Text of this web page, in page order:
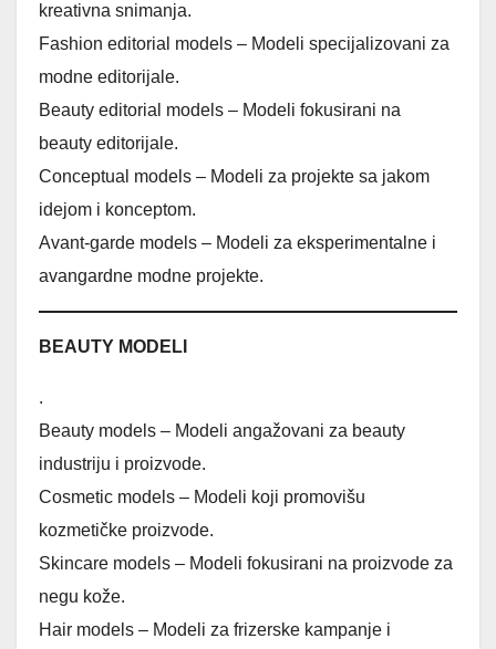
kreativna snimanja.
Fashion editorial models – Modeli specijalizovani za
modne editorijale.
Beauty editorial models – Modeli fokusirani na
beauty editorijale.
Conceptual models – Modeli za projekte sa jakom
idejom i konceptom.
Avant-garde models – Modeli za eksperimentalne i
avangardne modne projekte.
BEAUTY MODELI
.
Beauty models – Modeli angažovani za beauty
industriju i proizvode.
Cosmetic models – Modeli koji promovišu
kozmetičke proizvode.
Skincare models – Modeli fokusirani na proizvode za
negu kože.
Hair models – Modeli za frizerske kampanje i